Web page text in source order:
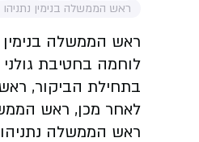
ראש הממשלה בנימין נתניהו
ראש הממשלה בנימין
לוחמה בחטיבת
בתחילת הביקור,
לאחר מכן, ראש
ראש הממשלה נתניהו